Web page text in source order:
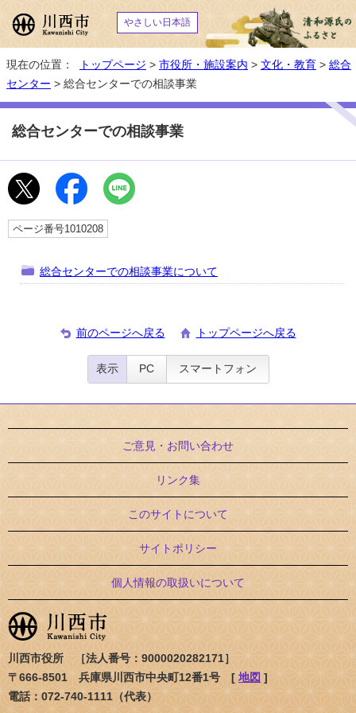
やさしい日本語
現在の位置： トップページ > 市役所・施設案内 > 文化・教育 > 総合
センター > 総合センターでの相談事業
総合センターでの相談事業
ページ番号1010208
総合センターでの相談事業について
前のページへ戻る トップページへ戻る
表示 PC スマートフォン
ご意見・お問い合わせ
リンク集
このサイトについて
サイトポリシー
個人情報の取扱いについて
川西市役所 ［法人番号：9000020282171］
〒666-8501 兵庫県川西市中央町12番1号 [ 地図 ]
電話：072-740-1111（代表）